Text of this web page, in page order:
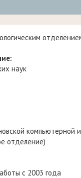
наук
компьютерной
отделение)
с 2003 года